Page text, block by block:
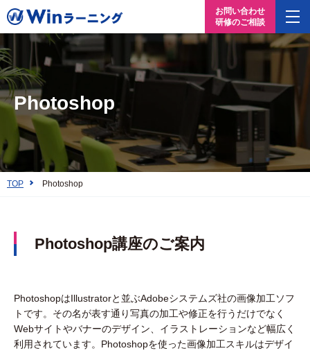
お問い合わせ
研修のご相談
Photoshop
TOP Photoshop
Photoshop講座のご案内
PhotoshopはIllustratorと並ぶAdobeシステムズ社の画像加工ソフ
トです。その名が表す通り写真の加工や修正を行うだけでなく
Webサイトやバナーのデザイン、イラストレーションなど幅広く
利用されています。Photoshopを使った画像加工スキルはデザイ